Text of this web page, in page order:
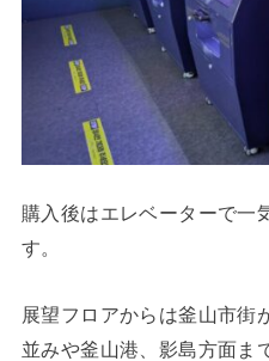
購入後はエレベーターで一
す。
展望フロアからは釜山市街
並みや釜山港、影島方面ま